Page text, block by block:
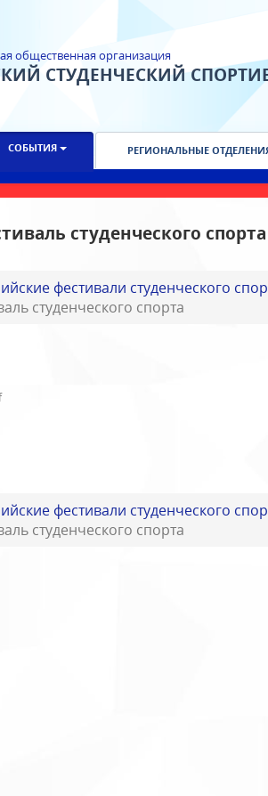
общественная организация
СТУДЕНЧЕСКИЙ
СОБЫТИЯ РЕГИОНАЛЬНЫЕ
студенческого спорта
фестивали студенческого
студенческого спорта
фестивали студенческого
студенческого спорта